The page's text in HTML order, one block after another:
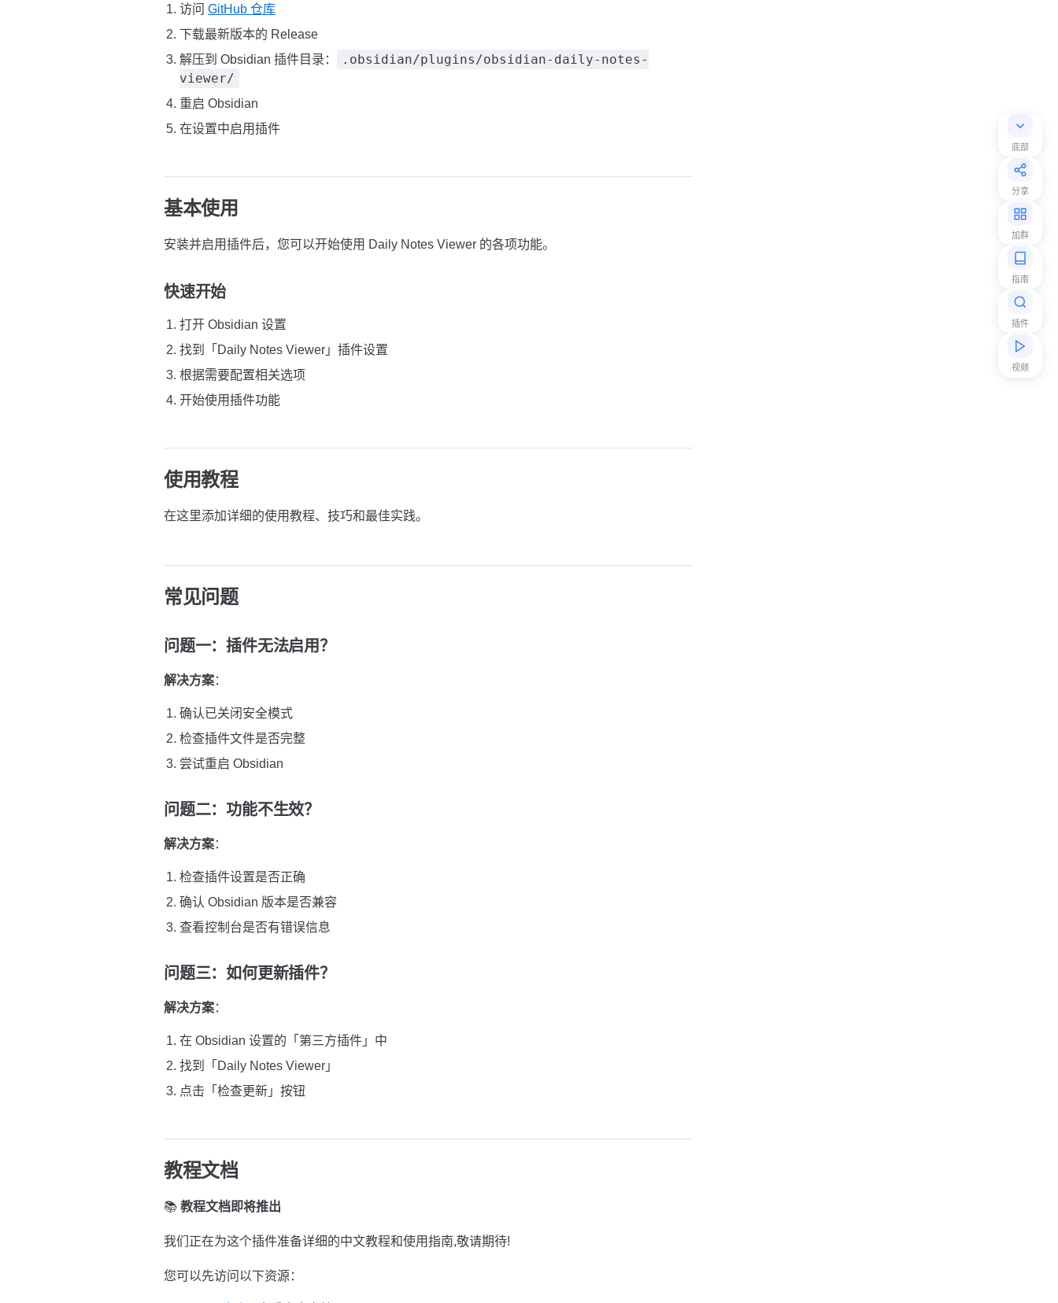
底部
分享
加群
指南
插件
视频
访问 GitHub 仓库
下载最新版本的 Release
解压到 Obsidian 插件目录：
.obsidian/plugins/obsidian-daily-notes-
viewer/
重启 Obsidian
在设置中启用插件
基本使用
安装并启用插件后，您可以开始使用 Daily Notes Viewer 的各项功能。
快速开始
打开 Obsidian 设置
找到「Daily Notes Viewer」插件设置
根据需要配置相关选项
开始使用插件功能
使用教程
在这里添加详细的使用教程、技巧和最佳实践。
常见问题
问题一：插件无法启用？
解决方案：
确认已关闭安全模式
检查插件文件是否完整
尝试重启 Obsidian
问题二：功能不生效？
解决方案：
检查插件设置是否正确
确认 Obsidian 版本是否兼容
查看控制台是否有错误信息
问题三：如何更新插件？
解决方案：
在 Obsidian 设置的「第三方插件」中
找到「Daily Notes Viewer」
点击「检查更新」按钮
教程文档
📚 教程文档即将推出
我们正在为这个插件准备详细的中文教程和使用指南,敬请期待!
您可以先访问以下资源：